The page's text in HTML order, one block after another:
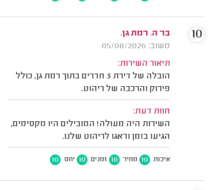
בר ה. רמת גן.
משוב: 05/08/2026
תיאור השירות:
הובלה של דירת 3 חדרים בתוך רמת גן, כולל
פירוק והרכבה של ריהוט.
חוות דעת:
השירות היה מעולה! המובילים היו מקסימים,
הגיעו בזמן ודאגו לריהוט שלנו.
איכות 10 מחיר 10 זמנים 10 יחס 10
10